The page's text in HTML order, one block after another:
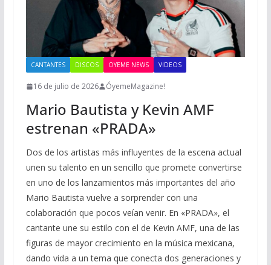
CANTANTES DISCOS OYEME NEWS VIDEOS
16 de julio de 2026 ÓyemeMagazine!
Mario Bautista y Kevin AMF
estrenan «PRADA»
Dos de los artistas más influyentes de la escena actual
unen su talento en un sencillo que promete convertirse
en uno de los lanzamientos más importantes del año
Mario Bautista vuelve a sorprender con una
colaboración que pocos veían venir. En «PRADA», el
cantante une su estilo con el de Kevin AMF, una de las
figuras de mayor crecimiento en la música mexicana,
dando vida a un tema que conecta dos generaciones y